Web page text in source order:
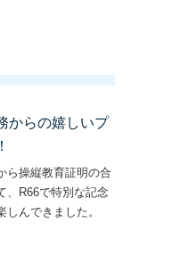
からの嬉しいプ
ら操縦教育証明の合
、R66で特別な記念
しんできました。